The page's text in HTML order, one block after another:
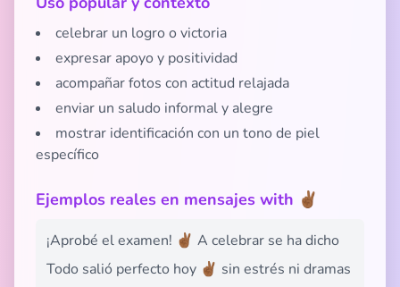
celebrar un logro o victoria
expresar apoyo y positividad
acompañar fotos con actitud relajada
enviar un saludo informal y alegre
mostrar identificación con un tono de piel
específico
Ejemplos reales en mensajes with ✌🏾
¡Aprobé el examen! ✌🏾 A celebrar se ha dicho
Todo salió perfecto hoy ✌🏾 sin estrés ni dramas